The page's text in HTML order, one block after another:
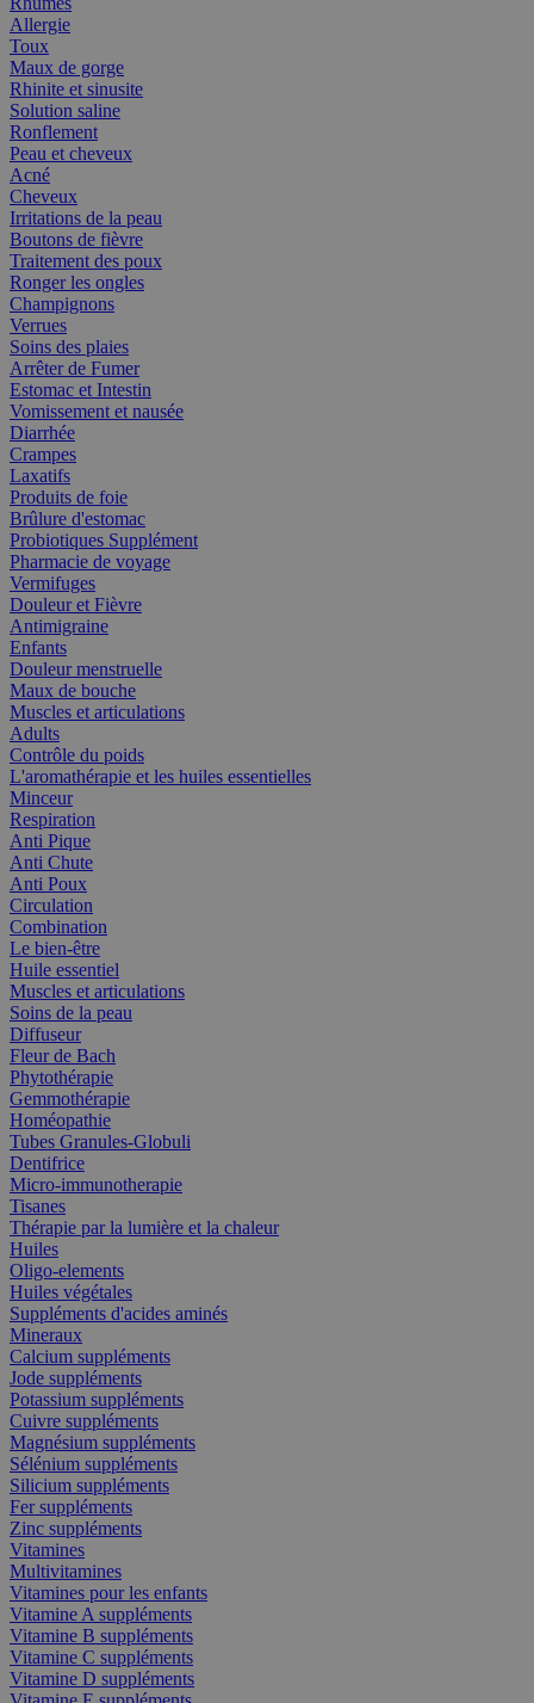
Allergie
Toux
Maux de gorge
Rhinite et sinusite
Solution saline
Ronflement
Peau et cheveux
Acné
Cheveux
Irritations de la peau
Boutons de fièvre
Traitement des poux
Ronger les ongles
Champignons
Verrues
Soins des plaies
Arrêter de Fumer
Estomac et Intestin
Vomissement et nausée
Diarrhée
Crampes
Laxatifs
Produits de foie
Brûlure d'estomac
Probiotiques Supplément
Pharmacie de voyage
Vermifuges
Douleur et Fièvre
Antimigraine
Enfants
Douleur menstruelle
Maux de bouche
Muscles et articulations
Adults
Contrôle du poids
L'aromathérapie et les huiles essentielles
Minceur
Respiration
Anti Pique
Anti Chute
Anti Poux
Circulation
Combination
Le bien-être
Huile essentiel
Muscles et articulations
Soins de la peau
Diffuseur
Fleur de Bach
Phytothérapie
Gemmothérapie
Homéopathie
Tubes Granules-Globuli
Dentifrice
Micro-immunotherapie
Tisanes
Thérapie par la lumière et la chaleur
Huiles
Oligo-elements
Huiles végétales
Suppléments d'acides aminés
Mineraux
Calcium suppléments
Jode suppléments
Potassium suppléments
Cuivre suppléments
Magnésium suppléments
Sélénium suppléments
Silicium suppléments
Fer suppléments
Zinc suppléments
Vitamines
Multivitamines
Vitamines pour les enfants
Vitamine A suppléments
Vitamine B suppléments
Vitamine C suppléments
Vitamine D suppléments